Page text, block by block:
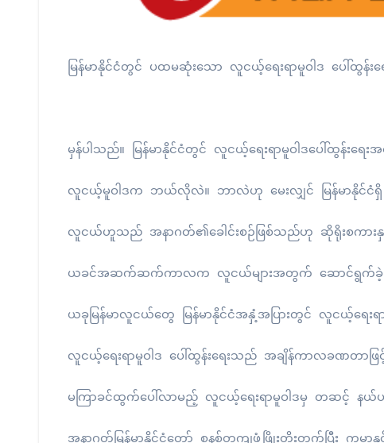
မြန်မာနိုင်ငံတွင် ပထမဆုံးသော လူငယ့်ရေးရာမူဝါဒ ပေ
မှန်ပါသည်။ မြန်မာနိုင်ငံတွင် လူငယ့်ရေးရာမူဝါဒပေါ်ထွ
လူငယ့်မူဝါဒက ဘယ်လိုလဲ။ ဘာလဲဟု မေးလျှင် မြန်မာနိုင်ငံရှိ
လူငယ်ဟူသည် အနာဂတ်၏ခေါင်းစဉ်ဖြစ်သည်ဟု ဆိုရိုးစကား
ယခင်အဆက်ဆက်ကာလက လူငယ်များအတွက် ဆောင်ရွက်ခဲ့သည်
ယခုမြန်မာလူငယ်တွေ မြန်မာနိုင်ငံအနှံ့အပြားတွင် လူငယ့်ရ
လူငယ့်ရေးရာမူဝါဒ ပေါ်ထွန်းရေးသည် အချိန်ကာလခဏတ
မကြာခင်ထွက်ပေါ်လာမည့် လူငယ့်ရေးရာမူဝါဒမှ တဆင့် နယ်ပ